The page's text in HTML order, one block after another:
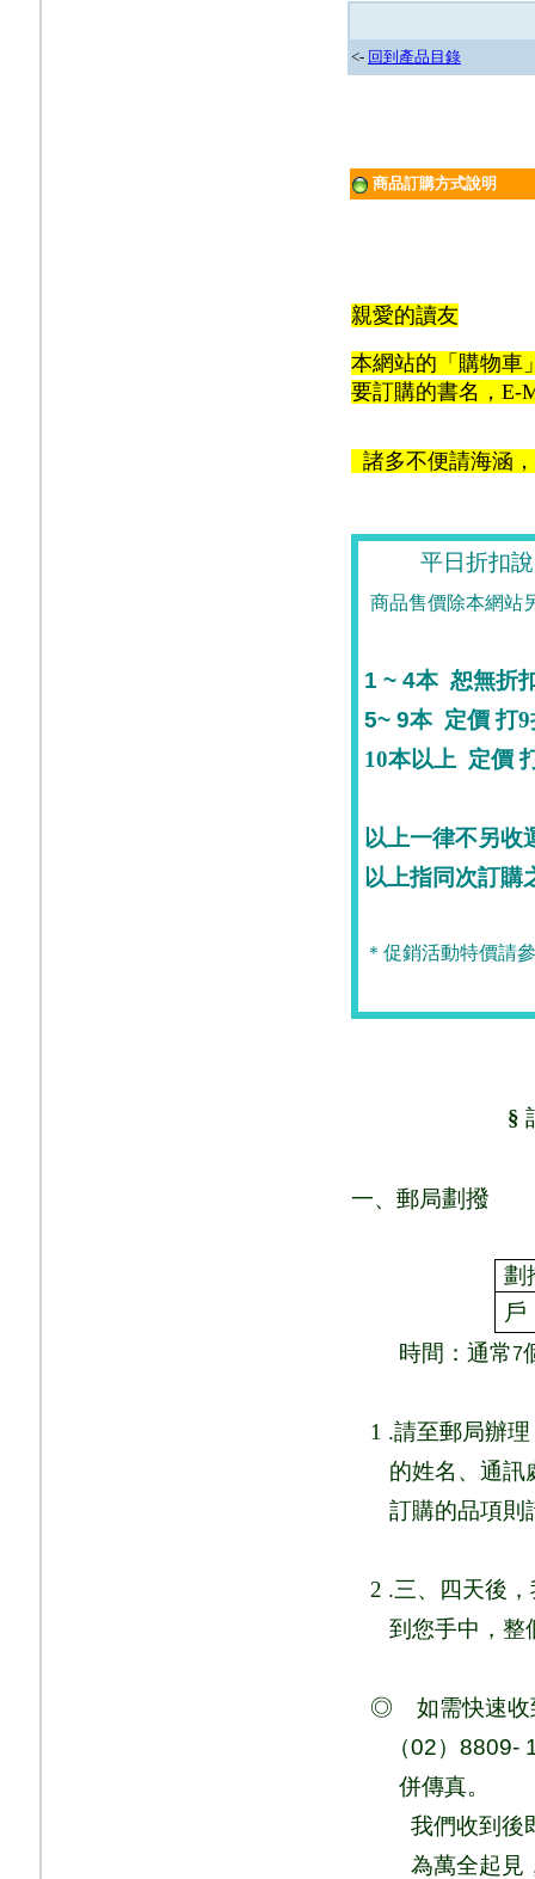
<- 回到產品目錄
商品訂購方式說明
親愛的讀友
本網站的「購物車
要訂購的書名，
諸多不便請海涵
平日折扣
商品售價除本網站
1 ~ 4本 恕無折
5~ 9本 定價 打9
10本以上 定價
以上一律不另收
以上指同次訂購
＊促銷活動特價請
§
一、郵局劃撥
劃
戶
時間：通常7
1 .請至郵局辦
的姓名、通訊
訂購的品項則
2 .三、四天後
到您手中，整
◎
如需快速
（02） 8809-
併傳真。
我們收到後
為萬全起見